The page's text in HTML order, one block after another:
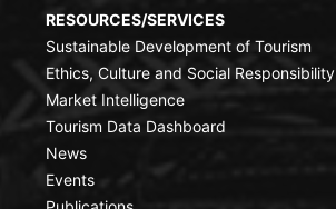
RESOURCES/SERVICES
Sustainable Development of Tourism
Ethics, Culture and Social Responsibility
Market Intelligence
Tourism Data Dashboard
News
Events